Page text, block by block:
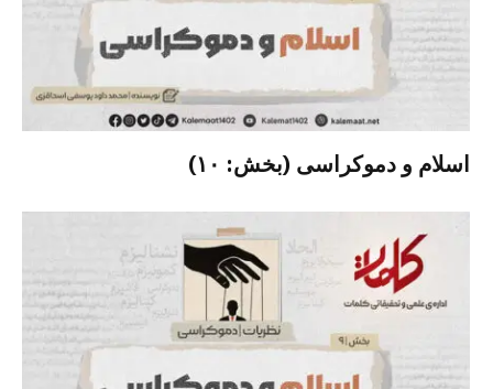
اسلام و دموکراسی (بخش: ۱۰)